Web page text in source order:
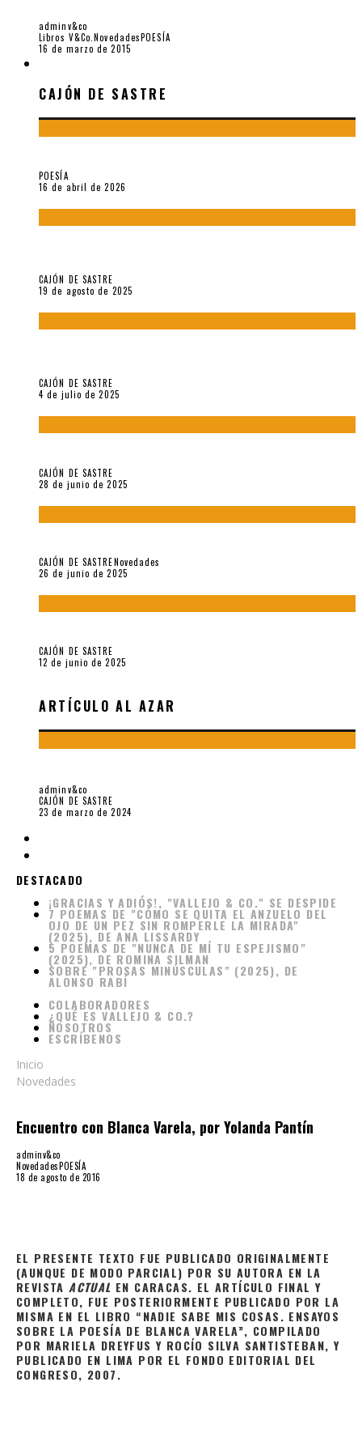
adminv&co
Libros V&Co.NovedadesPOESÍA
16 de marzo de 2015
CAJÓN DE SASTRE
POESÍA
16 de abril de 2026
CAJÓN DE SASTRE
19 de agosto de 2025
CAJÓN DE SASTRE
4 de julio de 2025
CAJÓN DE SASTRE
28 de junio de 2025
CAJÓN DE SASTRENovedades
26 de junio de 2025
CAJÓN DE SASTRE
12 de junio de 2025
ARTÍCULO AL AZAR
adminv&co
CAJÓN DE SASTRE
23 de marzo de 2024
DESTACADO
¡GRACIAS Y ADIÓS!, "VALLEJO & CO." SE DESPIDE
7 POEMAS DE "CÓMO SE QUITA EL ANZUELO DEL
OJO DE UN PEZ SIN ROMPERLE LA MIRADA"
(2025), DE ANA LISSARDY
5 POEMAS DE "NUNCA DE MÍ TU ESPEJISMO"
(2025), DE ROMINA SILMAN
SOBRE "PROSAS MINÚSCULAS" (2025), DE
ALONSO RABÍ
COLABORADORES
¿QUÉ ES VALLEJO & CO.?
NOSOTROS
ESCRÍBENOS
Inicio
Novedades
Encuentro con Blanca Varela, por Yolanda Pantín
adminv&co
NovedadesPOESÍA
18 de agosto de 2016
EL PRESENTE TEXTO FUE PUBLICADO ORIGINALMENTE
(AUNQUE DE MODO PARCIAL) POR SU AUTORA EN LA
REVISTAACTUAL EN CARACAS. EL ARTÍCULO FINAL Y
COMPLETO, FUE POSTERIORMENTE PUBLICADO POR LA
MISMA EN EL LIBRO “NADIE SABE MIS COSAS. ENSAYOS
SOBRE LA POESÍA DE BLANCA VARELA”, COMPILADO
POR MARIELA DREYFUS Y ROCÍO SILVA SANTISTEBAN, Y
PUBLICADO EN LIMA POR EL FONDO EDITORIAL DEL
CONGRESO, 2007.